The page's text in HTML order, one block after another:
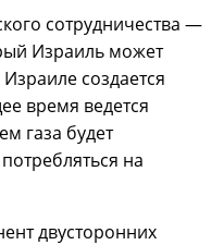
сотрудничества —
Израиль может
создается
время ведется
газа будет
на
двусторонних